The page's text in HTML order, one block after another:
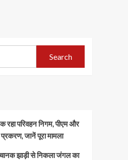
Search
परिवहन निगम, पीएम और
जानें पूरा मामला
झाड़ी से निकला जंगल का